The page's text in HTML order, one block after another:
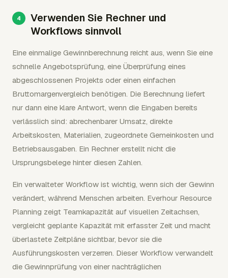
Verwenden Sie Rechner und
Workflows sinnvoll
Eine einmalige Gewinnberechnung reicht aus, wenn Sie eine
schnelle Angebotsprüfung, eine Überprüfung eines
abgeschlossenen Projekts oder einen einfachen
Bruttomargenvergleich benötigen. Die Berechnung liefert
nur dann eine klare Antwort, wenn die Eingaben bereits
verlässlich sind: abrechenbarer Umsatz, direkte
Arbeitskosten, Materialien, zugeordnete Gemeinkosten und
Betriebsausgaben. Ein Rechner erstellt nicht die
Ursprungsbelege hinter diesen Zahlen.
Ein verwalteter Workflow ist wichtig, wenn sich der Gewinn
verändert, während Menschen arbeiten. Everhour Resource
Planning zeigt Teamkapazität auf visuellen Zeitachsen,
vergleicht geplante Kapazität mit erfasster Zeit und macht
überlastete Zeitpläne sichtbar, bevor sie die
Ausführungskosten verzerren. Dieser Workflow verwandelt
die Gewinnprüfung von einer nachträglichen